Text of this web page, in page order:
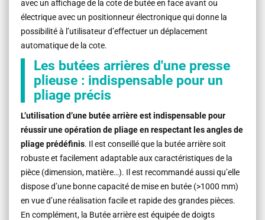
avec un affichage de la cote de butée en face avant ou
électrique avec un positionneur électronique qui donne la
possibilité à l’utilisateur d’effectuer un déplacement
automatique de la cote.
Les butées arrières d'une presse
plieuse : indispensable pour un
pliage précis
L’utilisation d’une butée arrière est indispensable pour
réussir une opération de pliage en respectant les angles de
pliage prédéfinis. Il est conseillé que la butée arrière soit
robuste et facilement adaptable aux caractéristiques de la
pièce (dimension, matière…). Il est recommandé aussi qu’elle
dispose d’une bonne capacité de mise en butée (>1000 mm)
en vue d’une réalisation facile et rapide des grandes pièces.
En complément, la Butée arrière est équipée de doigts